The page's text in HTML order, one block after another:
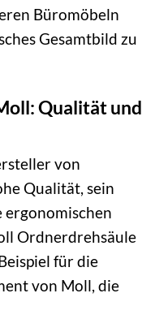
Büromöbeln
Gesamtbild zu
Qualität und
von
Qualität, sein
ergonomischen
Ordnerdrehsäule
für die
von Moll, die